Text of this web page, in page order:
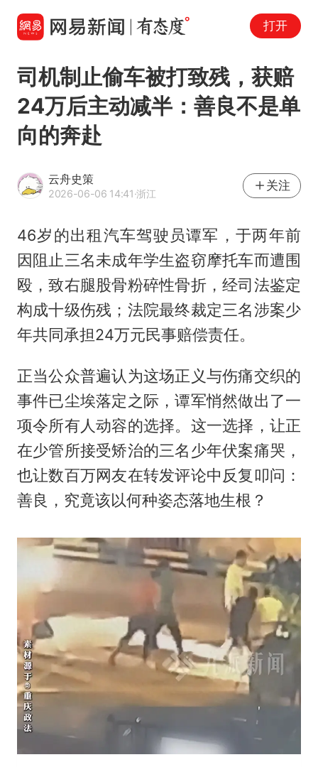
打开
司机制止偷车被打致残，获赔
24万后主动减半：善良不是单
向的奔赴
云舟史策
2026-06-06 14:41·浙江
关注
46岁的出租汽车驾驶员谭军，于两年前
因阻止三名未成年学生盗窃摩托车而遭围
殴，致右腿股骨粉碎性骨折，经司法鉴定
构成十级伤残；法院最终裁定三名涉案少
年共同承担24万元民事赔偿责任。
正当公众普遍认为这场正义与伤痛交织的
事件已尘埃落定之际，谭军悄然做出了一
项令所有人动容的选择。这一选择，让正
在少管所接受矫治的三名少年伏案痛哭，
也让数百万网友在转发评论中反复叩问：
善良，究竟该以何种姿态落地生根？